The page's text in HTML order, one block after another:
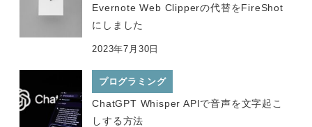
Evernote Web Clipperの代替をFireShot
にしました
2023年7月30日
プログラミング
ChatGPT Whisper APIで音声を文字起こ
しする方法